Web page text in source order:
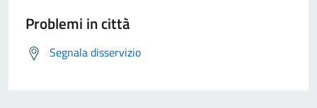
Problemi in città
Segnala disservizio